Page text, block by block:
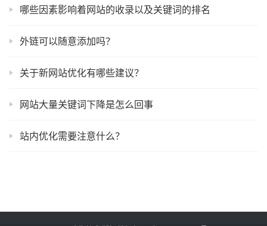
哪些因素影响着网站的收录以及关键词的排名
外链可以随意添加吗？
关于新网站优化有哪些建议？
网站大量关键词下降是怎么回事
站内优化需要注意什么？